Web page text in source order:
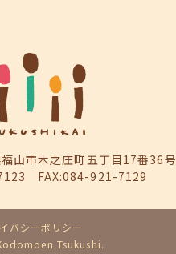
山市木之庄町五丁目17番36号
FAX:084-921-7129
バシーポリシー
Tsukushi.